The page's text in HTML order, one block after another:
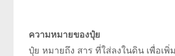
ความหมายของปุ๋ย
ปุ๋ย หมายถึง สาร ที่ใส่ลงในดิน เพื่อเ